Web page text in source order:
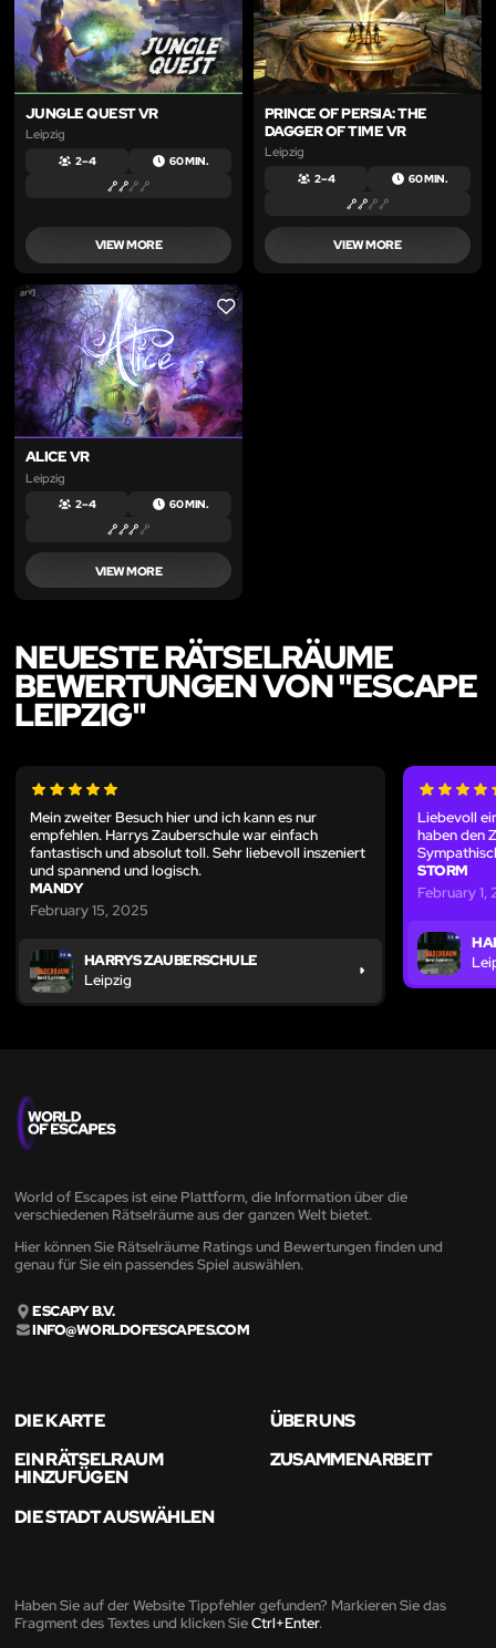
JUNGLE QUEST VR
Leipzig
2 – 4 60 MIN.
VIEW MORE
PRINCE OF PERSIA: THE
DAGGER OF TIME VR
Leipzig
2 – 4 60 MIN.
VIEW MORE
LIKE
ALICE VR
Leipzig
2 – 4 60 MIN.
VIEW MORE
NEUESTE RÄTSELRÄUME
BEWERTUNGEN VON "ESCAPE
LEIPZIG"
Mein zweiter Besuch hier und ich kann es nur
empfehlen. Harrys Zauberschule war einfach
fantastisch und absolut toll. Sehr liebevoll inszeniert
und spannend und logisch.
MANDY
February 15, 2025
HARRYS ZAUBERSCHULE
Leipzig
Liebevoll
haben den
STORM
February 1,
World of Escapes ist eine Plattform, die Information über die
verschiedenen Rätselräume aus der ganzen Welt bietet.
Hier können Sie Rätselräume Ratings und Bewertungen finden und
genau für Sie ein passendes Spiel auswählen.
ESCAPY B.V.
INFO@WORLDOFESCAPES.COM
DIE KARTE
ÜBER UNS
EIN RÄTSELRAUM
HINZUFÜGEN
ZUSAMMENARBEIT
DIE STADT AUSWÄHLEN
Haben Sie auf der Website Tippfehler gefunden? Markieren Sie das
Fragment des Textes und klicken SieCtrl+Enter.